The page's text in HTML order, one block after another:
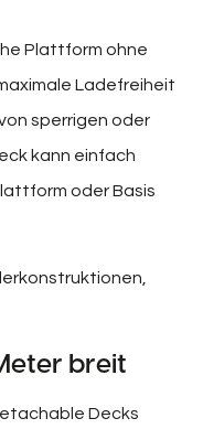
Plattform ohne
Ladefreiheit
sperrigen oder
kann einfach
oder Basis
breit
Decks